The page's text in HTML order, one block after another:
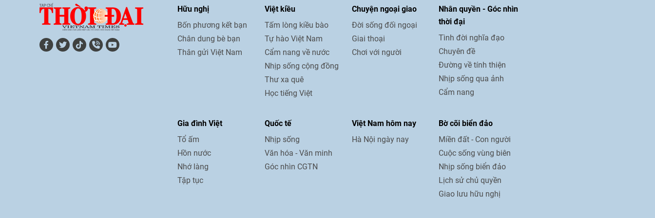
Hữu nghị
Bốn phương kết bạn
Chân dung bè bạn
Thân gửi Việt Nam
Việt kiều
Tấm lòng kiều bào
Tự hào Việt Nam
Cẩm nang về nước
Nhịp sống cộng đồng
Thư xa quê
Học tiếng Việt
Chuyện ngoại giao
Đời sống đối ngoại
Giai thoại
Chơi với người
Nhân quyền - Góc nhìn
thời đại
Tình đời nghĩa đạo
Chuyên đề
Đường về tính thiện
Nhịp sống qua ảnh
Cẩm nang
Gia đình Việt
Tổ ấm
Hồn nước
Nhớ làng
Tập tục
Quốc tế
Nhịp sống
Văn hóa - Văn minh
Góc nhìn CGTN
Việt Nam hôm nay
Hà Nội ngày nay
Bờ cõi biển đảo
Miền đất - Con người
Cuộc sống vùng biên
Nhịp sống biển đảo
Lịch sử chủ quyền
Giao lưu hữu nghị